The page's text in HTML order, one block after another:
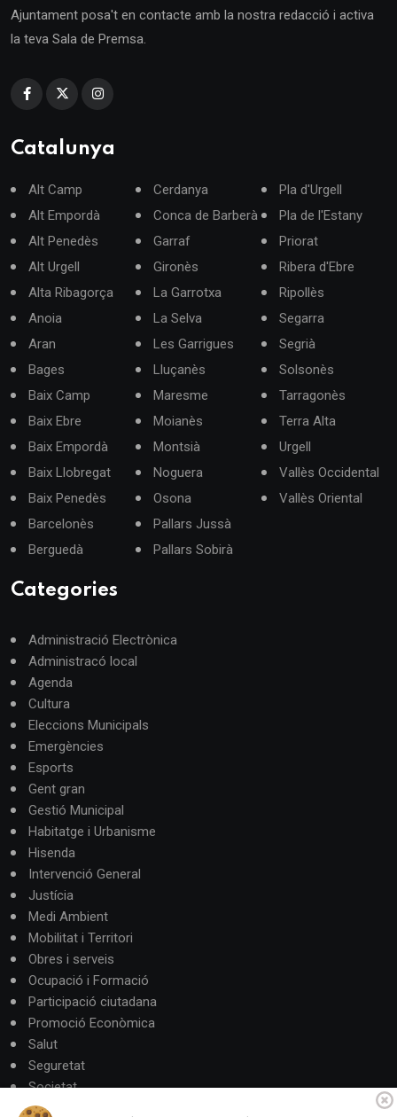
Ajuntament posa't en contacte amb la nostra redacció i activa
la teva Sala de Premsa.
Catalunya
Alt Camp
Alt Empordà
Alt Penedès
Alt Urgell
Alta Ribagorça
Anoia
Aran
Bages
Baix Camp
Baix Ebre
Baix Empordà
Baix Llobregat
Baix Penedès
Barcelonès
Berguedà
Cerdanya
Conca de Barberà
Garraf
Gironès
La Garrotxa
La Selva
Les Garrigues
Lluçanès
Maresme
Moianès
Montsià
Noguera
Osona
Pallars Jussà
Pallars Sobirà
Pla d'Urgell
Pla de l'Estany
Priorat
Ribera d'Ebre
Ripollès
Segarra
Segrià
Solsonès
Tarragonès
Terra Alta
Urgell
Vallès Occidental
Vallès Oriental
Categories
Administració Electrònica
Administracó local
Agenda
Cultura
Eleccions Municipals
Emergències
Esports
Gent gran
Gestió Municipal
Habitatge i Urbanisme
Hisenda
Intervenció General
Justícia
Medi Ambient
Mobilitat i Territori
Obres i serveis
Ocupació i Formació
Participació ciutadana
Promoció Econòmica
Salut
Seguretat
Societat
Turisme